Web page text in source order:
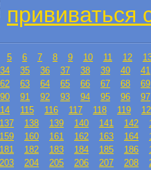
прививаться
5 6 7 8 9 10 11 12
34 35 36 37 38 39 40
41
62 63 64 65 66 67 68
69
90 91 92 93 94 95 96
97
115 116 117 118 119
137 138 139 140 141 142
159 160 161 162 163 164
181 182 183 184 185 186
203 204 205 206 207 208